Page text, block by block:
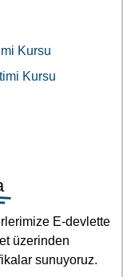
Kursu
Kursu
E-devlette
üzerinden
sunuyoruz.